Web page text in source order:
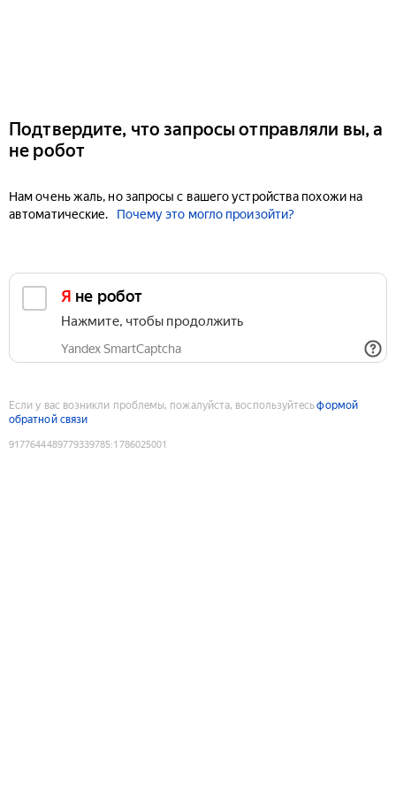
Подтвердите, что запросы отправляли вы, а
не робот
Нам очень жаль, но запросы с вашего устройства похожи на
автоматические.
Почему это могло произойти?
Я не робот
Нажмите, чтобы продолжить
Yandex SmartCaptcha
Если у вас возникли проблемы, пожалуйста, воспользуйтесьформой
обратной связи
9177644489779339785:1786025001